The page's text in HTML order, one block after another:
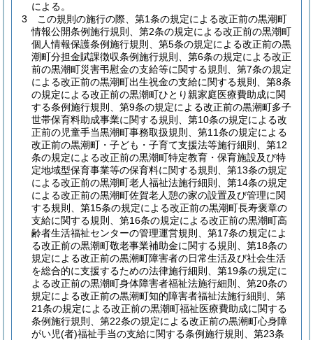
による。
3
この規則の施行の際、第1条の規定による改正前の黒潮町
情報公開条例施行規則、第2条の規定による改正前の黒潮町
個人情報保護条例施行規則、第5条の規定による改正前の黒
潮町分担金賦課徴収条例施行規則、第6条の規定による改正
前の黒潮町災害弔慰金の支給等に関する規則、第7条の規定
による改正前の黒潮町出生祝金の支給に関する規則、第8条
の規定による改正前の黒潮町ひとり親家庭医療費助成に関
する条例施行規則、第9条の規定による改正前の黒潮町多子
世帯保育料助成事業に関する規則、第10条の規定による改
正前の児童手当黒潮町事務取扱規則、第11条の規定による
改正前の黒潮町・子ども・子育て支援法等施行細則、第12
条の規定による改正前の黒潮町特定教育・保育施設及び特
定地域型保育事業等の保育料に関する規則、第13条の規定
による改正前の黒潮町老人福祉法施行細則、第14条の規定
による改正前の黒潮町佐賀老人憩の家の設置及び管理に関
する規則、第15条の規定による改正前の黒潮町長寿褒章の
支給に関する規則、第16条の規定による改正前の黒潮町高
齢者生活福祉センターの管理運営規則、第17条の規定によ
る改正前の黒潮町敬老事業補助金に関する規則、第18条の
規定による改正前の黒潮町障害者の日常生活及び社会生活
を総合的に支援するための法律施行細則、第19条の規定に
よる改正前の黒潮町身体障害者福祉法施行細則、第20条の
規定による改正前の黒潮町知的障害者福祉法施行細則、第
21条の規定による改正前の黒潮町福祉医療費助成に関する
条例施行規則、第22条の規定による改正前の黒潮町心身障
がい児(者)福祉手当の支給に関する条例施行規則、第23条